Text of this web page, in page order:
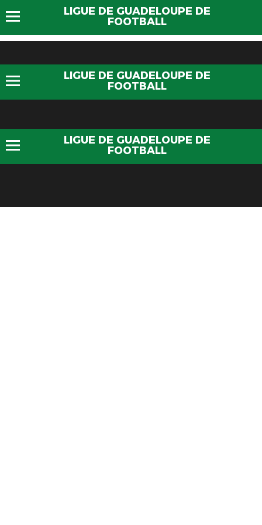
LIGUE DE GUADELOUPE DE
FOOTBALL